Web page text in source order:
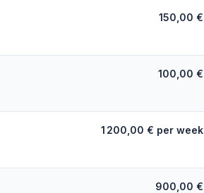
150,00 €
100,00 €
1 200,00 € per week
900,00 €